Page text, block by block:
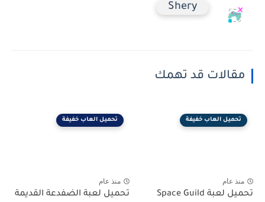
Shery
مقالات قد تهمك
تحميل العاب خفيفة
منذ عام
تحميل لعبة Space Guild
تحميل العاب خفيفة
منذ عام
تحميل لعبة الضفدعة القديمة